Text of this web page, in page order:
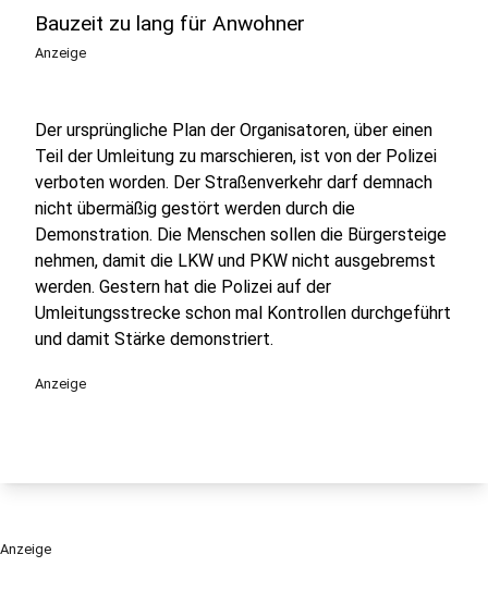
Bauzeit zu lang für Anwohner
Anzeige
Der ursprüngliche Plan der Organisatoren, über einen
Teil der Umleitung zu marschieren, ist von der Polizei
verboten worden. Der Straßenverkehr darf demnach
nicht übermäßig gestört werden durch die
Demonstration. Die Menschen sollen die Bürgersteige
nehmen, damit die LKW und PKW nicht ausgebremst
werden. Gestern hat die Polizei auf der
Umleitungsstrecke schon mal Kontrollen durchgeführt
und damit Stärke demonstriert.
Anzeige
Anzeige